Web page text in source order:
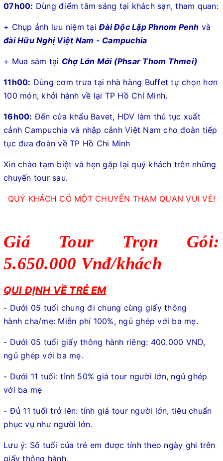
07h00: Dùng điểm tâm sáng tại khách sạn, tham quan:
+ Chụp ảnh lưu niệm tạiĐài Độc Lập Phnom Penh và
đài Hữu Nghị Việt Nam - Campuchia
+ Mua sắm tại Chợ Lớn Mới (Phsar Thom Thmei)
11h00: Dùng cơm trưa tại nhà hàng Buffet tự chọn hơn
100 món, khởi hành về lại TP Hồ Chí Minh.
16h00: Đến cửa khẩu Bavet, HDV làm thủ tục xuất
cảnh Campuchia và nhập cảnh Việt Nam cho đoàn tiếp
tục đưa đoàn về TP Hồ Chi Minh
Xin chào tạm biệt và hẹn gặp lại quý khách trên những
chuyến tour sau.
QUÝ KHÁCH CÓ MỘT CHUYẾN THAM QUAN VUI VẺ!
Giá Tour Trọn Gói:
5.650.000 Vnđ/khách
QUI ĐỊNH VỀ TRẺ EM
- Dưới 05 tuổi chung đi chung cùng giấy thông
hành cha/mẹ: Miễn phí 100%, ngủ ghép với ba mẹ.
- Dưới 05 tuổi giấy thông hành riêng: 400.000 VND,
ngủ ghép với ba mẹ.
- Dưới 11 tuổi: tính 50% giá tour người lớn, ngủ ghép
với ba mẹ
- Đủ 11 tuổi trở lên: tính giá tour người lớn, tiêu chuẩn
phục vụ như người lớn.
Lưu ý: Số tuổi của trẻ em được tính theo ngày ghi trên
giấy thông hành.